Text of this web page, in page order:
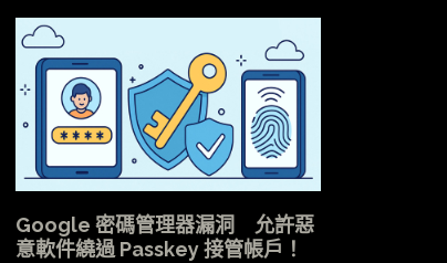
Google 密碼管理器漏洞 允許惡
意軟件繞過 Passkey 接管帳戶！